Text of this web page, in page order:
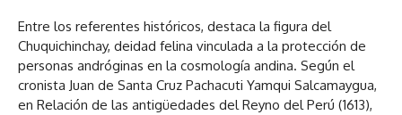
Entre los referentes históricos, destaca la figura del
Chuquichinchay, deidad felina vinculada a la protección de
personas andróginas en la cosmología andina. Según el
cronista Juan de Santa Cruz Pachacuti Yamqui Salcamaygua,
en Relación de las antigüedades del Reyno del Perú (1613),